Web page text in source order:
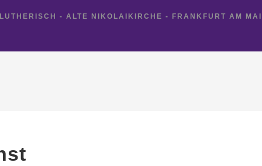
- ALTE NIKOLAIKIRCHE - FRANKFURT AM